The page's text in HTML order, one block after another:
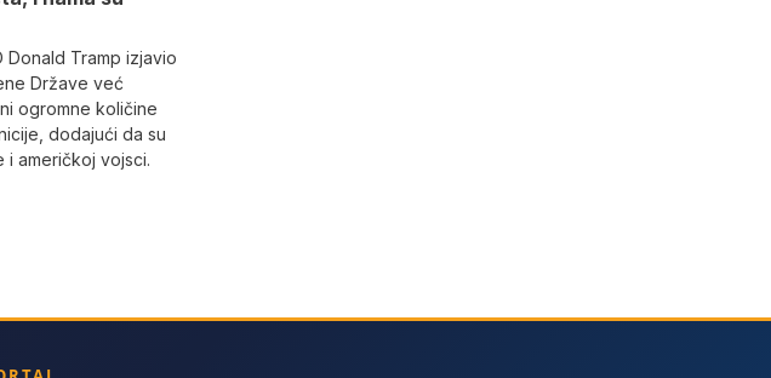
Donald Tramp izjavio
Države već
ogromne količine
dodajući da su
američkoj vojsci.